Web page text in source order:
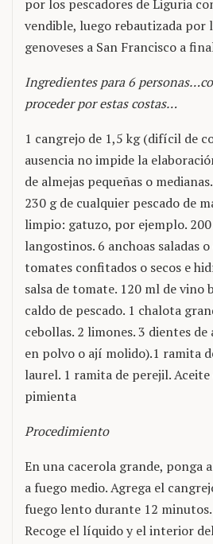
por los pescadores de Liguria
vendible, luego rebautizada por
genoveses a San Francisco a
Ingredientes para 6
proceder por estas costas…
1 cangrejo de 1,5 kg (difícil de
ausencia no impide la
de almejas pequeñas o
230 g de cualquier pescado de
limpio: gatuzo, por ejemplo. 200
langostinos. 6 anchoas saladas
tomates confitados o secos e
salsa de tomate. 120 ml de vino
caldo de pescado. 1 chalota
cebollas. 2 limones. 3 dientes de
en polvo o ají molido).1 ramita
laurel. 1 ramita de perejil.
pimienta
Procedimiento
En una cacerola grande, ponga
a fuego medio. Agrega el
fuego lento durante 12
Recoge el líquido y el interior